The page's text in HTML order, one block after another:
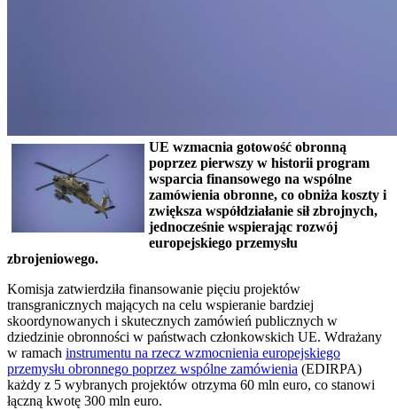
UE wzmacnia gotowość obronną
poprzez pierwszy w historii program
wsparcia finansowego na wspólne
zamówienia obronne, co obniża koszty i
zwiększa współdziałanie sił zbrojnych,
jednocześnie wspierając rozwój
europejskiego przemysłu
zbrojeniowego.
Komisja zatwierdziła finansowanie pięciu projektów
transgranicznych mających na celu wspieranie bardziej
skoordynowanych i skutecznych zamówień publicznych w
dziedzinie obronności w państwach członkowskich UE. Wdrażany
w ramach instrumentu na rzecz wzmocnienia europejskiego
przemysłu obronnego poprzez wspólne zamówienia (EDIRPA)
każdy z 5 wybranych projektów otrzyma 60 mln euro, co stanowi
łączną kwotę 300 mln euro.